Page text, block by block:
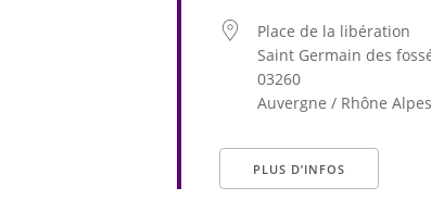
Place de la libération
Saint Germain des
03260
Auvergne / Rhône Alpes
PLUS D’INFOS